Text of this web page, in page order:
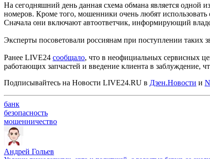
На сегодняшний день данная схема обмана является одной
номеров. Кроме того, мошенники очень любят
Сначала они включают автоответчик, информирующий
Эксперты посоветовали россиянам при поступлении таких
Ранее LIVE24 сообщало, что в неофициальных сервисных
работающих запчастей и введение клиента в заблуждение,
Подписывайтесь на Новости LIVE24.RU в Дзен.Новости и
банк
безопасность
мошенничество
Андрей Гольев